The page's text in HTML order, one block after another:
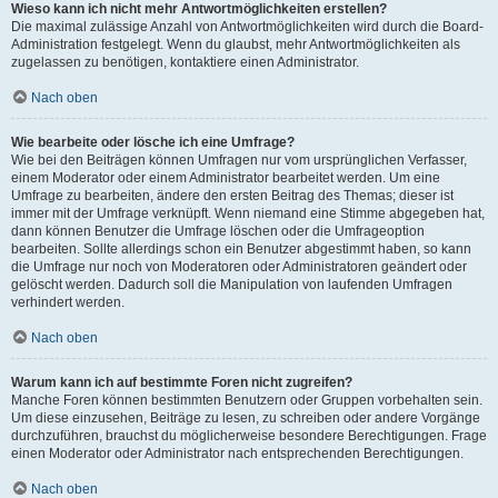
Wieso kann ich nicht mehr Antwortmöglichkeiten erstellen?
Die maximal zulässige Anzahl von Antwortmöglichkeiten wird durch die Board-
Administration festgelegt. Wenn du glaubst, mehr Antwortmöglichkeiten als
zugelassen zu benötigen, kontaktiere einen Administrator.
Nach oben
Wie bearbeite oder lösche ich eine Umfrage?
Wie bei den Beiträgen können Umfragen nur vom ursprünglichen Verfasser,
einem Moderator oder einem Administrator bearbeitet werden. Um eine
Umfrage zu bearbeiten, ändere den ersten Beitrag des Themas; dieser ist
immer mit der Umfrage verknüpft. Wenn niemand eine Stimme abgegeben hat,
dann können Benutzer die Umfrage löschen oder die Umfrageoption
bearbeiten. Sollte allerdings schon ein Benutzer abgestimmt haben, so kann
die Umfrage nur noch von Moderatoren oder Administratoren geändert oder
gelöscht werden. Dadurch soll die Manipulation von laufenden Umfragen
verhindert werden.
Nach oben
Warum kann ich auf bestimmte Foren nicht zugreifen?
Manche Foren können bestimmten Benutzern oder Gruppen vorbehalten sein.
Um diese einzusehen, Beiträge zu lesen, zu schreiben oder andere Vorgänge
durchzuführen, brauchst du möglicherweise besondere Berechtigungen. Frage
einen Moderator oder Administrator nach entsprechenden Berechtigungen.
Nach oben